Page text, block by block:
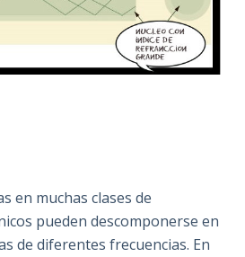
en muchas clases de
pueden descomponerse en
de diferentes frecuencias. En